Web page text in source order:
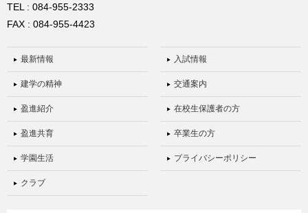
TEL : 084-955-2333
FAX : 084-955-4423
最新情報
建学の精神
盈進紹介
盈進共育
学園生活
クラブ
入試情報
交通案内
在校生保護者の方
卒業生の方
プライバシーポリシー